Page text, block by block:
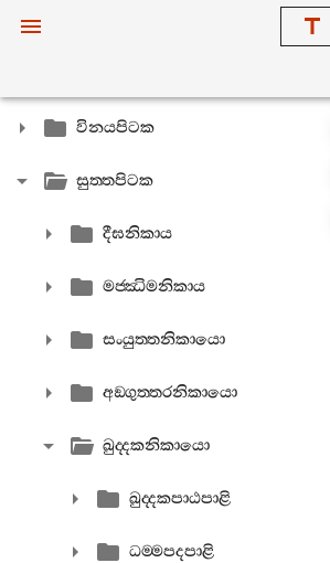
විනයපිටක
සුත‍්තපිටක
දීඝනිකාය
මජ‍්ඣිමනිකාය
සංයුත‍්තනිකායො
අඞ‍්ගුත‍්තරනිකායො
ඛුද‍්දකනිකායො
ඛුද‍්දකපාඨපාළි
ධම‍්මපදපාළි